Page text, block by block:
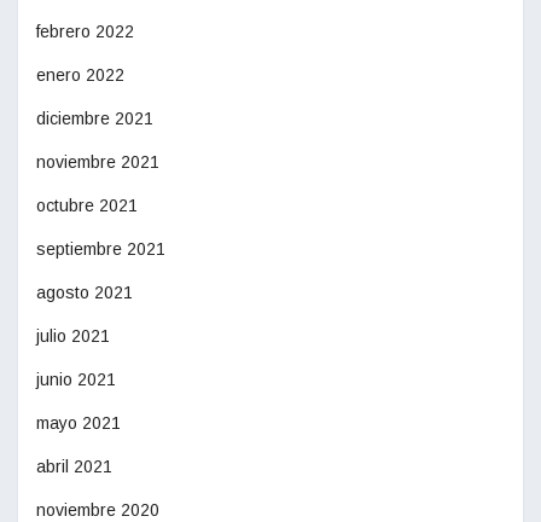
febrero 2022
enero 2022
diciembre 2021
noviembre 2021
octubre 2021
septiembre 2021
agosto 2021
julio 2021
junio 2021
mayo 2021
abril 2021
noviembre 2020